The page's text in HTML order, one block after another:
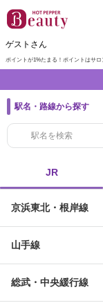
ゲストさん
ポイントが1%たまる！ ポイントはサロ
駅名・路線から探す
JR
京浜東北・根岸線
山手線
総武・中央緩行線